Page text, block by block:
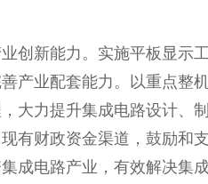
业创新能力。实施平板显示
产业配套能力。以重点整
，大力提升集成电路设计、
有财政资金渠道，鼓励和
成电路产业，有效解决集